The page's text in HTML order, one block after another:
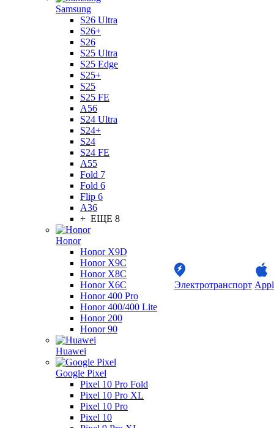
Samsung
S26 Ultra
S26+
S26
S25 Ultra
S25 Edge
S25+
S25
S25 FE
A56
S24 Ultra
S24+
S24
S24 FE
A55
Fold 7
Fold 6
Flip 6
A36
+ ЕЩЕ 8
Honor
Honor X9D
Honor X9C
Honor X8C
Honor X6C
Honor 400 Pro
Honor 400/400 Lite
Honor 200
Honor 90
Huawei
Google Pixel
Pixel 10 Pro Fold
Pixel 10 Pro XL
Pixel 10 Pro
Pixel 10
Электротранспорт